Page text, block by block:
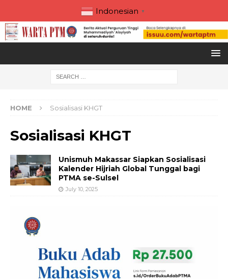
Indonesian ▼
HOME Sosialisasi KHGT
Sosialisasi KHGT
Unismuh Makassar Siapkan Sosialisasi
Kalender Hijriah Global Tunggal bagi
PTMA se-Sulsel
July 10, 2025